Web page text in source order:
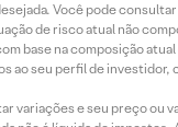
Você pode
de risco atual não
base na composição
ao seu perfil de
variações e seu preço ou